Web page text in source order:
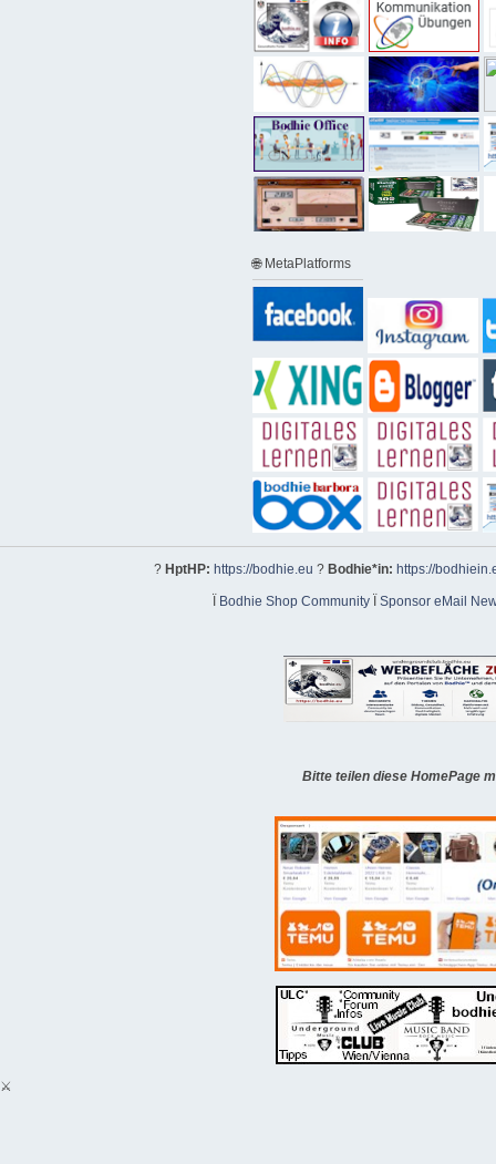
🌐 MetaPlatforms
? HptHP: https://bodhie.eu ? Bodhie*in: https://
Ï Bodhie Shop CommunityÏ Sponsor eMail
Bitte teilen diese HomePage
⚔